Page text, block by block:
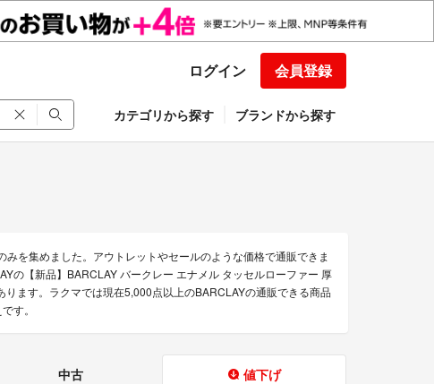
ログイン 会員登録
カテゴリから探す ブランドから探す
を集めました。アウトレットやセールのような価格で通販できま
の【新品】BARCLAY バークレー エナメル タッセルローファー 厚
ます。ラクマでは現在5,000点以上のBARCLAYの通販できる商品
す。
中古 値下げ